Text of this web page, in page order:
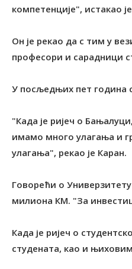
компетенције", истакао
Он је рекао да с тим у
професори и сарадници
У посљедњих пет година
"Када је ријеч о
имамо много улагања и
улагања", рекао је Каран.
Говорећи о
милиона КМ. "За
Када је ријеч о
студената, као и